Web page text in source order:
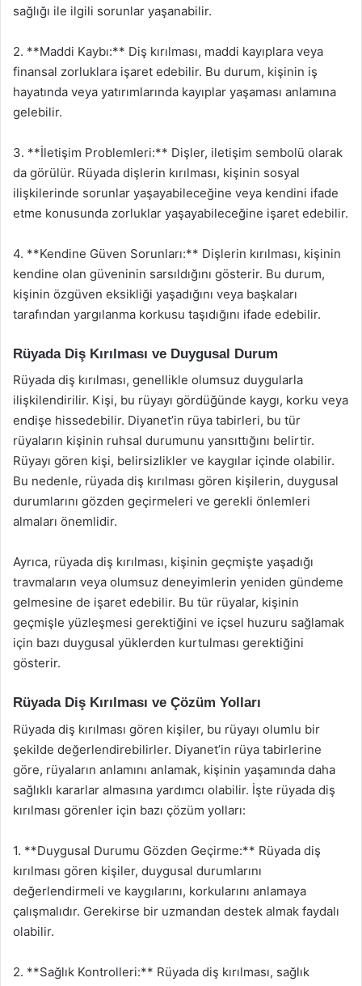
sağlığı ile ilgili sorunlar yaşanabilir.
2. **Maddi Kaybı:** Diş kırılması, maddi kayıplara veya
finansal zorluklara işaret edebilir. Bu durum, kişinin iş
hayatında veya yatırımlarında kayıplar yaşaması anlamına
gelebilir.
3. **İletişim Problemleri:** Dişler, iletişim sembolü olarak
da görülür. Rüyada dişlerin kırılması, kişinin sosyal
ilişkilerinde sorunlar yaşayabileceğine veya kendini ifade
etme konusunda zorluklar yaşayabileceğine işaret edebilir.
4. **Kendine Güven Sorunları:** Dişlerin kırılması, kişinin
kendine olan güveninin sarsıldığını gösterir. Bu durum,
kişinin özgüven eksikliği yaşadığını veya başkaları
tarafından yargılanma korkusu taşıdığını ifade edebilir.
Rüyada Diş Kırılması ve Duygusal Durum
Rüyada diş kırılması, genellikle olumsuz duygularla
ilişkilendirilir. Kişi, bu rüyayı gördüğünde kaygı, korku veya
endişe hissedebilir. Diyanet’in rüya tabirleri, bu tür
rüyaların kişinin ruhsal durumunu yansıttığını belirtir.
Rüyayı gören kişi, belirsizlikler ve kaygılar içinde olabilir.
Bu nedenle, rüyada diş kırılması gören kişilerin, duygusal
durumlarını gözden geçirmeleri ve gerekli önlemleri
almaları önemlidir.
Ayrıca, rüyada diş kırılması, kişinin geçmişte yaşadığı
travmaların veya olumsuz deneyimlerin yeniden gündeme
gelmesine de işaret edebilir. Bu tür rüyalar, kişinin
geçmişle yüzleşmesi gerektiğini ve içsel huzuru sağlamak
için bazı duygusal yüklerden kurtulması gerektiğini
gösterir.
Rüyada Diş Kırılması ve Çözüm Yolları
Rüyada diş kırılması gören kişiler, bu rüyayı olumlu bir
şekilde değerlendirebilirler. Diyanet’in rüya tabirlerine
göre, rüyaların anlamını anlamak, kişinin yaşamında daha
sağlıklı kararlar almasına yardımcı olabilir. İşte rüyada diş
kırılması görenler için bazı çözüm yolları:
1. **Duygusal Durumu Gözden Geçirme:** Rüyada diş
kırılması gören kişiler, duygusal durumlarını
değerlendirmeli ve kaygılarını, korkularını anlamaya
çalışmalıdır. Gerekirse bir uzmandan destek almak faydalı
olabilir.
2. **Sağlık Kontrolleri:** Rüyada diş kırılması, sağlık